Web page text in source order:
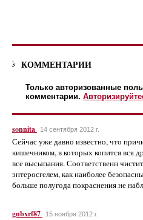
КОММЕНТАРИИ
Только авторизованные
комментарии.
sonnita 14 сентября 2012 г.
Сейчас уже давно известно, что
кишечником, в которых копится вся
все высыпания. Соответственн
энтеросгелем, как наиболее
больше полугода покраснения не
gnbxrf87 15 ноября 2012 г.